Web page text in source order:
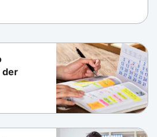
der